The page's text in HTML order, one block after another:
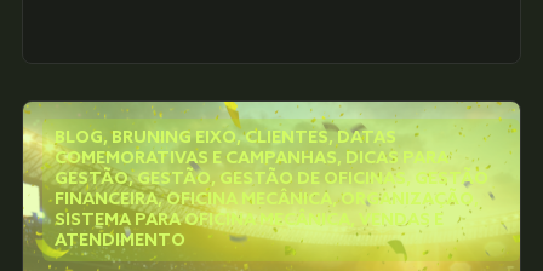
BLOG,BRUNING EIXO,CLIENTES, DATAS
COMEMORATIVAS E CAMPANHAS, DICAS PARA
GESTÃO,GESTÃO, GESTÃO DE OFICINAS, GESTÃO
FINANCEIRA,OFICINA MECÂNICA,ORGANIZAÇÃO,
SISTEMA PARA OFICINA MECÂNICA
VENDAS E
ATENDIMENTO